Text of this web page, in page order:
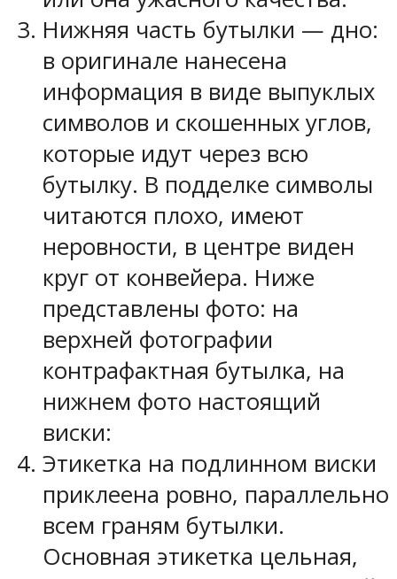
Нижняя часть бутылки — дно:
в оригинале нанесена
информация в виде выпуклых
символов и скошенных углов,
которые идут через всю
бутылку. В подделке символы
читаются плохо, имеют
неровности, в центре виден
круг от конвейера. Ниже
представлены фото: на
верхней фотографии
контрафактная бутылка, на
нижнем фото настоящий
виски:
Этикетка на подлинном виски
приклеена ровно, параллельно
всем граням бутылки.
Основная этикетка цельная,